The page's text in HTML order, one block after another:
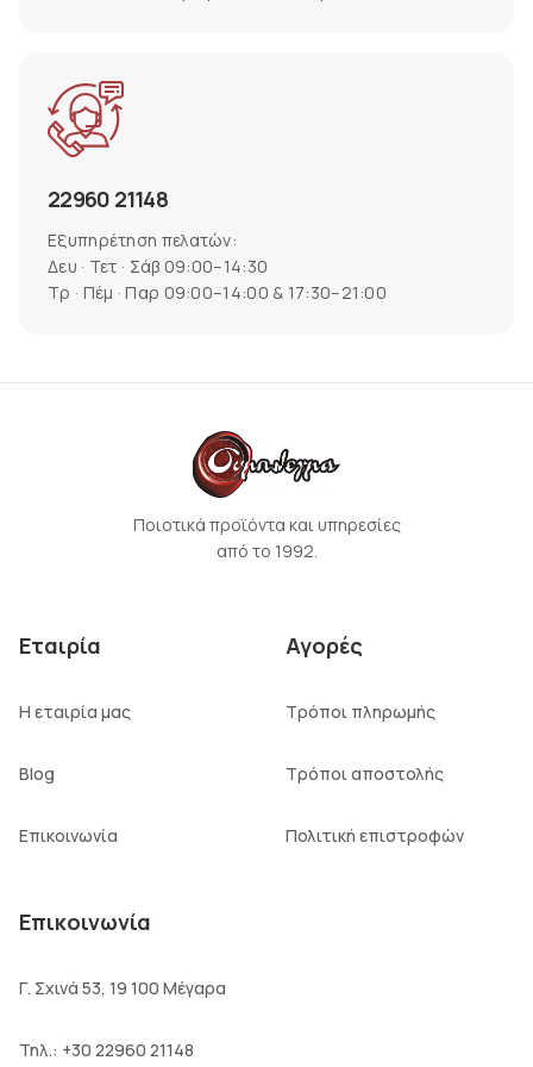
22960 21148
Εξυπηρέτηση πελατών:
Δευ · Τετ · Σάβ 09:00–14:30
Τρ · Πέμ · Παρ 09:00–14:00 & 17:30–21:00
Ποιοτικά προϊόντα και υπηρεσίες
από το 1992.
Εταιρία
Η εταιρία μας
Blog
Επικοινωνία
Αγορές
Τρόποι πληρωμής
Τρόποι αποστολής
Πολιτική επιστροφών
Επικοινωνία
Γ. Σχινά 53, 19 100 Μέγαρα
Τηλ.: +30 22960 21148